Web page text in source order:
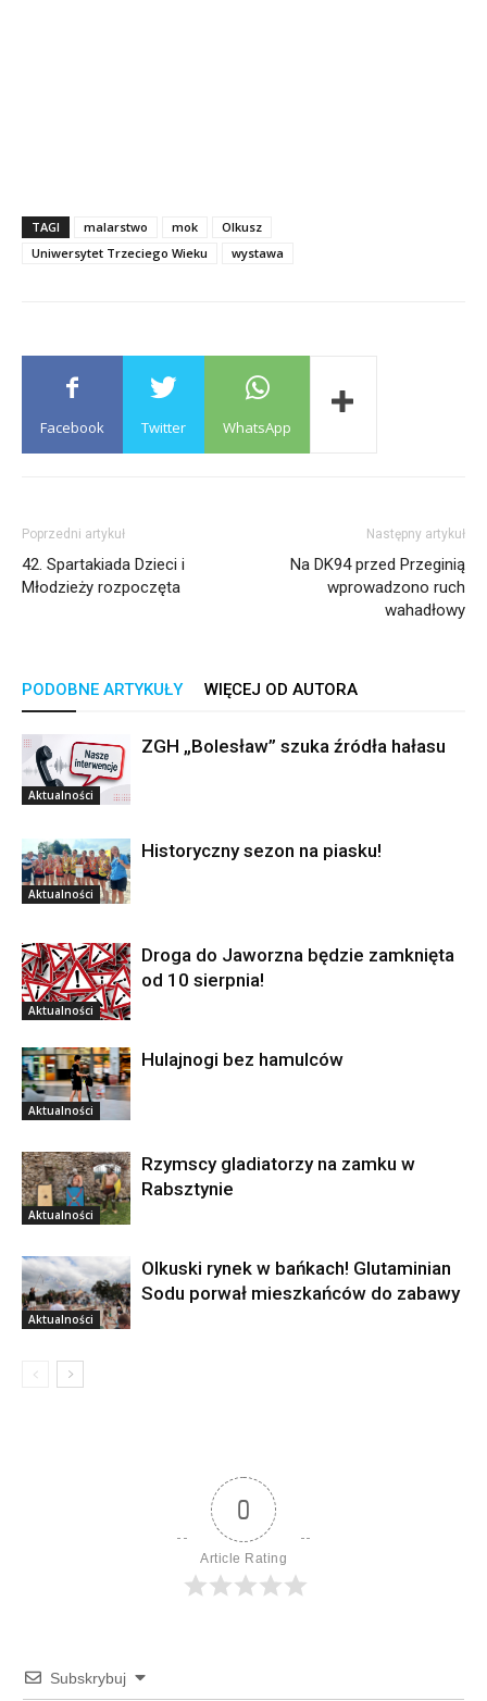
TAGI malarstwo mok
Olkusz
Uniwersytet Trzeciego Wieku
wystawa
Facebook Twitter WhatsApp
Poprzedni artykuł
42. Spartakiada Dzieci i
Młodzieży rozpoczęta
Następny artykuł
Na DK94 przed Przeginią
wprowadzono ruch
wahadłowy
PODOBNE ARTYKUŁY WIĘCEJ OD AUTORA
Aktualności
ZGH „Bolesław” szuka źródła hałasu
Aktualności
Historyczny sezon na piasku!
Aktualności
Droga do Jaworzna będzie zamknięta
od 10 sierpnia!
Aktualności
Hulajnogi bez hamulców
Aktualności
Rzymscy gladiatorzy na zamku w
Rabsztynie
Aktualności
Olkuski rynek w bańkach! Glutaminian
Sodu porwał mieszkańców do zabawy
0
Article Rating
Subskrybuj